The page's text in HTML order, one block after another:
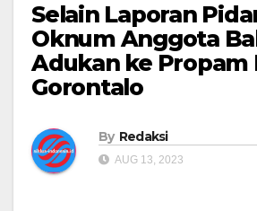
Selain Laporan
Oknum Anggota
Adukan ke Propam
Gorontalo
By Redaksi
AUG 13, 2023